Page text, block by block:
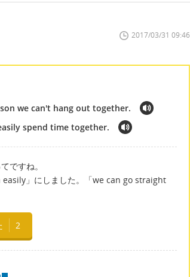
2017/03/31 09:46
we can't hang out together.
spend time together.
ですね。
」にしました。「we can go straight
2